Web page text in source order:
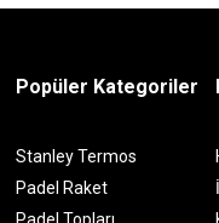
Popüler Kategoriler
Stanley Termos
Padel Raket